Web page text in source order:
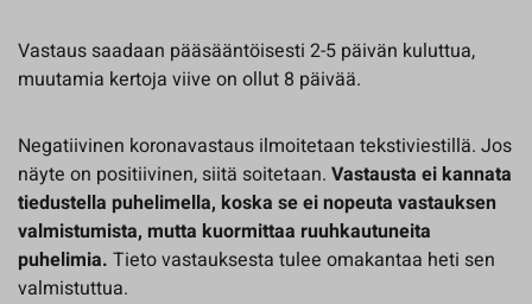
Vastaus saadaan pääsääntöisesti 2-5 päivän kuluttua,
muutamia kertoja viive on ollut 8 päivää.
Negatiivinen koronavastaus ilmoitetaan tekstiviestillä. Jos
näyte on positiivinen, siitä soitetaan. Vastausta ei kannata
tiedustella puhelimella, koska se ei nopeuta vastauksen
valmistumista, mutta kuormittaa ruuhkautuneita
puhelimia. Tieto vastauksesta tulee omakantaa heti sen
valmistuttua.